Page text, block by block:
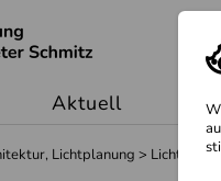
Aktuell
Lichtplanung >